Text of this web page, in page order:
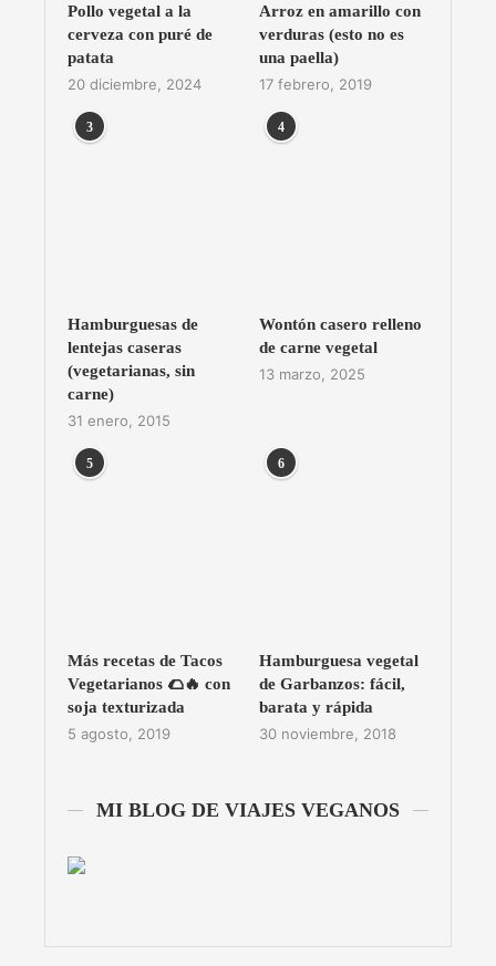
Pollo vegetal a la
cerveza con puré de
patata
20 diciembre, 2024
Arroz en amarillo con
verduras (esto no es
una paella)
17 febrero, 2019
3
Hamburguesas de
lentejas caseras
(vegetarianas, sin
carne)
31 enero, 2015
4
Wontón casero relleno
de carne vegetal
13 marzo, 2025
5
Más recetas de Tacos
Vegetarianos 🌮🔥 con
soja texturizada
5 agosto, 2019
6
Hamburguesa vegetal
de Garbanzos: fácil,
barata y rápida
30 noviembre, 2018
MI BLOG DE VIAJES VEGANOS